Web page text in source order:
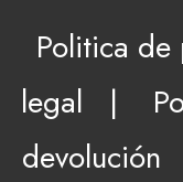
Politica
legal |
devolución